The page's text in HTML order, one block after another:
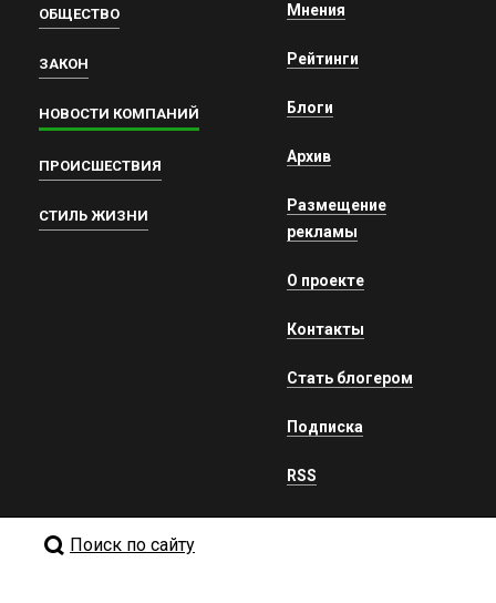
ОБЩЕСТВО
ЗАКОН
НОВОСТИ КОМПАНИЙ
ПРОИСШЕСТВИЯ
СТИЛЬ ЖИЗНИ
Мнения
Рейтинги
Блоги
Архив
Размещение
рекламы
О проекте
Контакты
Стать блогером
Подписка
RSS
Поиск по сайту